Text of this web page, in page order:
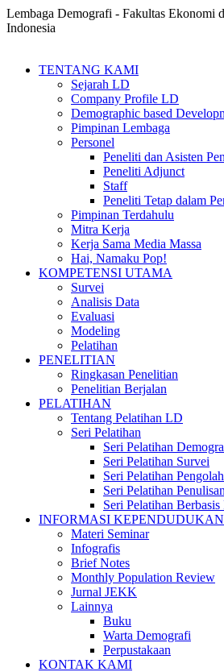
Lembaga Demografi - Fakultas Ekonomi
Indonesia
TENTANG KAMI
Sejarah LD
Company Profile LD
Demographic based
Pimpinan Lembaga
Personel
Peneliti dan Asisten
Peneliti Adjunct
Staff
Peneliti Tetap dalam
Pimpinan Terdahulu
Mitra Kerja
Kerja Sama Media Massa
Hai, Namaku Pop!
KOMPETENSI UTAMA
Survei
Analisis Data
Evaluasi
Modeling
Pelatihan
PENELITIAN
Ringkasan Penelitian
Penelitian Berjalan
PELATIHAN
Tentang Pelatihan LD
Seri Pelatihan
Seri Pelatihan
Seri Pelatihan Survei
Seri Pelatihan
Seri Pelatihan
Seri Pelatihan Berbasis
INFORMASI KEPENDUDUKAN
Materi Seminar
Infografis
Brief Notes
Monthly Population Review
Jurnal JEKK
Lainnya
Buku
Warta Demografi
Perpustakaan
KONTAK KAMI